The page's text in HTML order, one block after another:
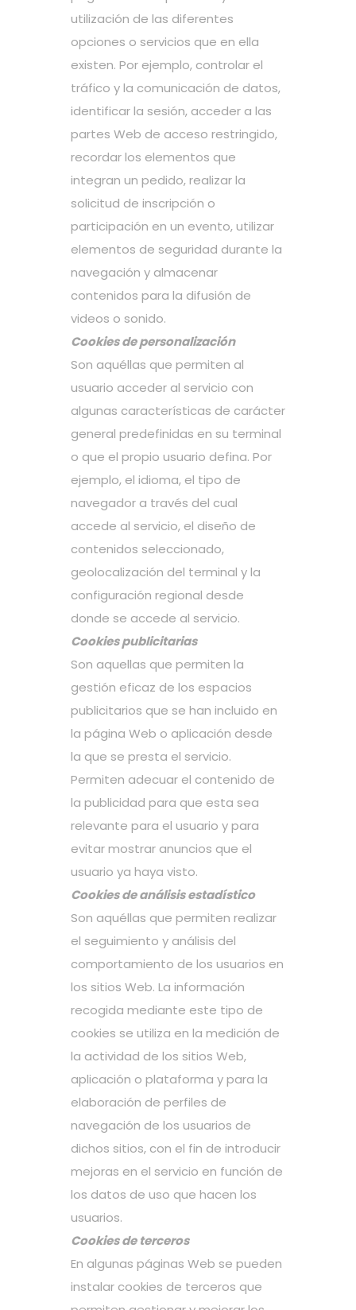
utilización de las diferentes
opciones o servicios que en ella
existen. Por ejemplo, controlar el
tráfico y la comunicación de datos,
identificar la sesión, acceder a las
partes Web de acceso restringido,
recordar los elementos que
integran un pedido, realizar la
solicitud de inscripción o
participación en un evento, utilizar
elementos de seguridad durante la
navegación y almacenar
contenidos para la difusión de
videos o sonido.
Cookies de personalización
Son aquéllas que permiten al
usuario acceder al servicio con
algunas características de carácter
general predefinidas en su terminal
o que el propio usuario defina. Por
ejemplo, el idioma, el tipo de
navegador a través del cual
accede al servicio, el diseño de
contenidos seleccionado,
geolocalización del terminal y la
configuración regional desde
donde se accede al servicio.
Cookies publicitarias
Son aquellas que permiten la
gestión eficaz de los espacios
publicitarios que se han incluido en
la página Web o aplicación desde
la que se presta el servicio.
Permiten adecuar el contenido de
la publicidad para que esta sea
relevante para el usuario y para
evitar mostrar anuncios que el
usuario ya haya visto.
Cookies de análisis estadístico
Son aquéllas que permiten realizar
el seguimiento y análisis del
comportamiento de los usuarios en
los sitios Web. La información
recogida mediante este tipo de
cookies se utiliza en la medición de
la actividad de los sitios Web,
aplicación o plataforma y para la
elaboración de perfiles de
navegación de los usuarios de
dichos sitios, con el fin de introducir
mejoras en el servicio en función de
los datos de uso que hacen los
usuarios.
Cookies de terceros
En algunas páginas Web se pueden
instalar cookies de terceros que